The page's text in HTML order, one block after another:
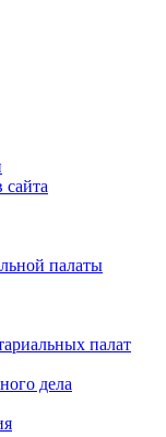
сайта
палаты
палат
дела